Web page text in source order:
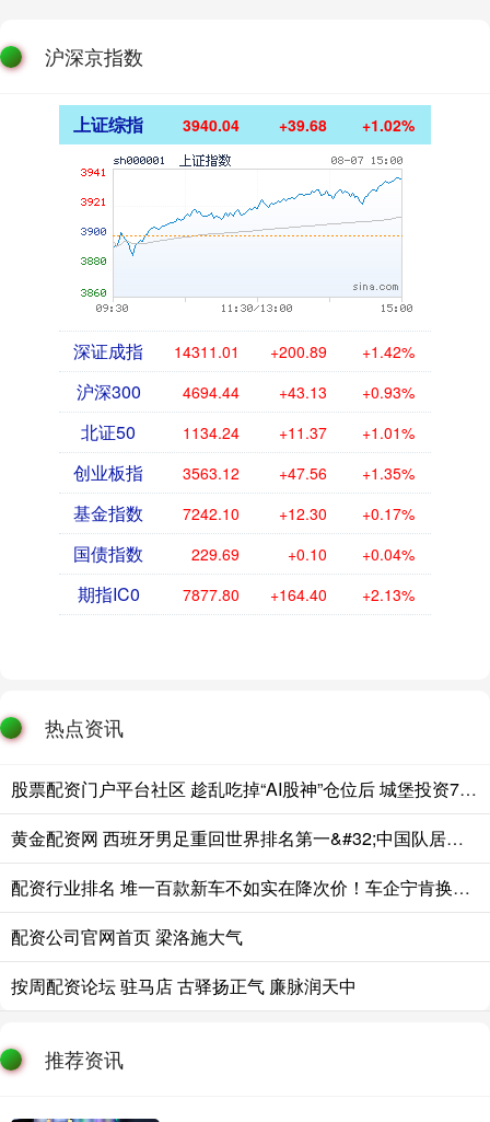
沪深京指数
上证综指 3940.04 +39.68 +1.02%
深证成指 14311.01 +200.89 +1.42%
沪深300 4694.44 +43.13 +0.93%
北证50 1134.24 +11.37 +1.01%
创业板指 3563.12 +47.56 +1.35%
基金指数 7242.10 +12.30 +0.17%
国债指数 229.69 +0.10 +0.04%
期指IC0 7877.80 +164.40 +2.13%
热点资讯
股票配资门户平台社区 趁乱吃掉“AI股神”仓位后 城堡投资7月收益率创多年来最佳
黄金配资网 西班牙男足重回世界排名第一&#32;中国队居第91位
配资行业排名 堆一百款新车不如实在降次价！车企宁肯换壳，也不给消费者让利
配资公司官网首页 梁洛施大气
按周配资论坛 驻马店 古驿扬正气 廉脉润天中
推荐资讯